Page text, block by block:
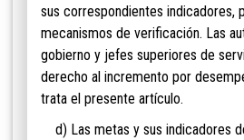
sus correspondientes indicadores,
mecanismos de verificación. Las
gobierno y jefes superiores de
derecho al incremento por
trata el presente artículo.
d) Las metas y sus indicadores